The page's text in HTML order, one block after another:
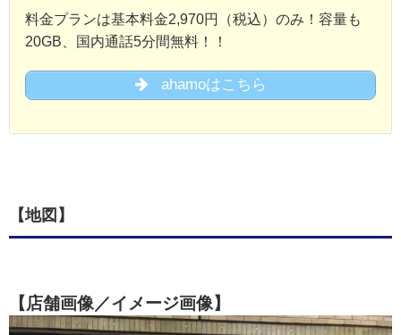
料金プランは基本料金2,970円（税込）のみ！容量も
20GB、国内通話5分間無料！！
ahamoはこちら
【地図】
【店舗画像／イメージ画像】